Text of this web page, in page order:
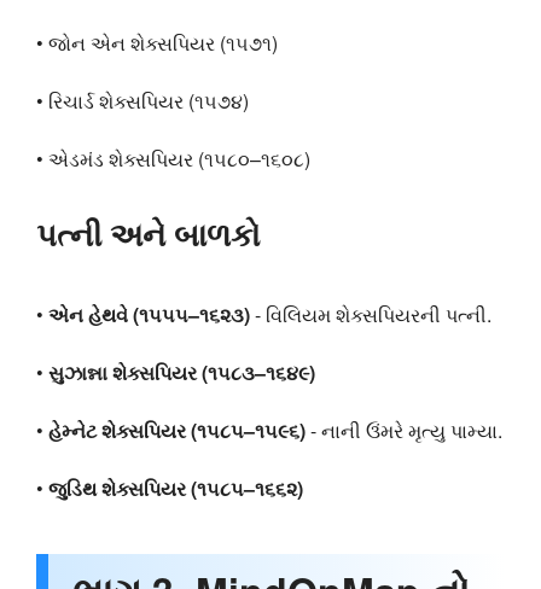
• જોન એન શેક્સપિયર (૧૫૭૧)
• રિચાર્ડ શેક્સપિયર (૧૫૭૪)
• એડમંડ શેક્સપિયર (૧૫૮૦–૧૬૦૮)
પત્ની અને બાળકો
• એન હેથવે (૧૫૫૫–૧૬૨૩)- વિલિયમ શેક્સપિયરની પત્ની.
• સુઝાન્ના શેક્સપિયર (૧૫૮૩–૧૬૪૯)
• હેમ્નેટ શેક્સપિયર (૧૫૮૫–૧૫૯૬)- નાની ઉંમરે મૃત્યુ પામ્યા.
• જુડિથ શેક્સપિયર (૧૫૮૫–૧૬૬૨)